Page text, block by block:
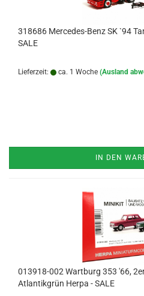
318686 Mercedes-Benz SK `94
SALE
Lieferzeit: ca. 1 Woche (Ausland
IN DEN
013918-002 Wartburg 353 '66,
Atlantikgrün Herpa - SALE